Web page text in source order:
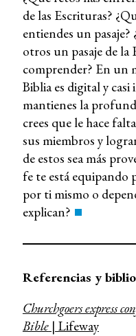
de las Escrituras?
entiendes un
otros un pasaje de
comprender? En un
Biblia es digital y
mantienes la
crees que le hace
sus miembros y
de estos sea más
fe te está equipando
por ti mismo o
explican?
Referencias y
Churchgoers express
Bible| Lifeway